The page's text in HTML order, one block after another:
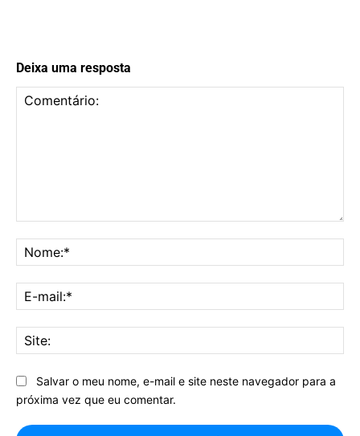
Deixa uma resposta
Salvar o meu nome, e-mail e site neste navegador para a
próxima vez que eu comentar.